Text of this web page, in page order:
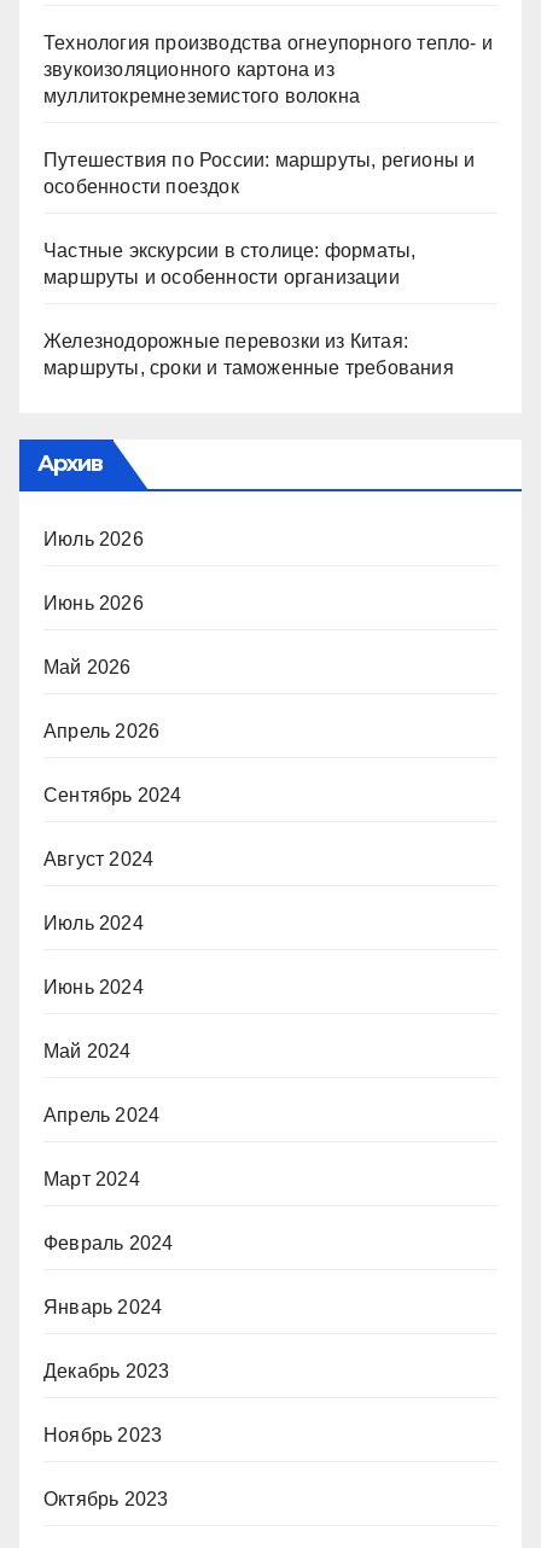
Технология производства огнеупорного тепло- и
звукоизоляционного картона из
муллитокремнеземистого волокна
Путешествия по России: маршруты, регионы и
особенности поездок
Частные экскурсии в столице: форматы,
маршруты и особенности организации
Железнодорожные перевозки из Китая:
маршруты, сроки и таможенные требования
Архив
Июль 2026
Июнь 2026
Май 2026
Апрель 2026
Сентябрь 2024
Август 2024
Июль 2024
Июнь 2024
Май 2024
Апрель 2024
Март 2024
Февраль 2024
Январь 2024
Декабрь 2023
Ноябрь 2023
Октябрь 2023